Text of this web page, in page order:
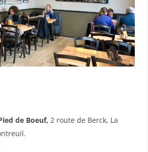
de Boeuf, 2 route de Berck, La